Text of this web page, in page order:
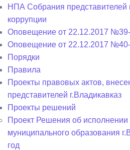
НПА Собрания представителей
коррупции
Оповещение от 22.12.2017
Оповещение от 22.12.2017
Порядки
Правила
Проекты правовых актов,
представителей г.Владикавказ
Проекты решений
Проект Решения об
муниципального образования
год